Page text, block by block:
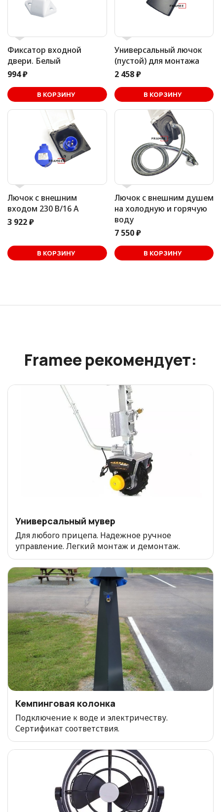
Фиксатор входной
двери. Белый
994 ₽
В КОРЗИНУ
Универсальный лючок
(пустой) для монтажа
2 458 ₽
В КОРЗИНУ
В корзине
Лючок с внешним
входом 230 В/16 А
3 922 ₽
В КОРЗИНУ
Лючок с внешним душем
на холодную и горячую
воду
7 550 ₽
В КОРЗИНУ
В корзине
Framee рекомендует:
Универсальный мувер
Для любого прицепа. Надежное ручное
управление. Легкий монтаж и демонтаж.
Кемпинговая колонка
Подключение к воде и электричеству.
Сертификат соответствия.